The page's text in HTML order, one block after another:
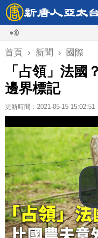
降
首頁 › 新聞 › 國際
「占領」法國
邊界標記
更新時間：2021-05-15 15:02:51